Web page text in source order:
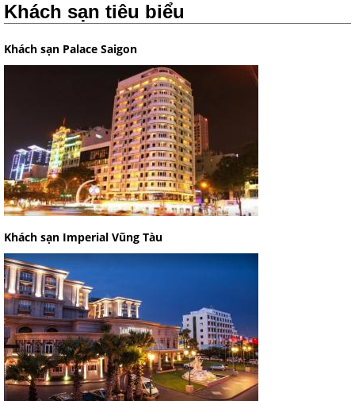
Khách sạn tiêu biểu
Khách sạn Palace Saigon
Khách sạn Imperial Vũng Tàu